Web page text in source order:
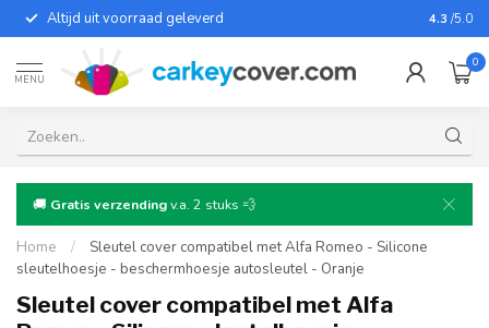
Altijd uit voorraad geleverd Voor
4.3 /5.0
MENU
0
🚚 Gratis verzendingv.a. 2 stuks 💨
Home /
Sleutel cover compatibel met Alfa Romeo - Silicone
sleutelhoesje - beschermhoesje autosleutel - Oranje
Sleutel cover compatibel met Alfa